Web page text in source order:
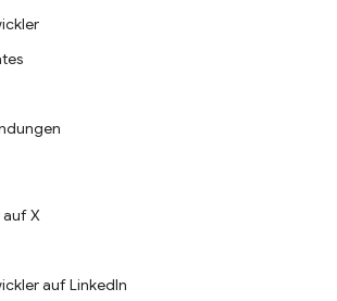
auf X
auf LinkedIn